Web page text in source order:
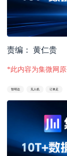
责编： 黄仁贵
*此内容为集微网
智明达 无人机 订单足